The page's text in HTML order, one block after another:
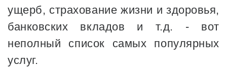
ущерб, страхование жизни и здоровья,
банковских вкладов и т.д. - вот
неполный список самых популярных
услуг.